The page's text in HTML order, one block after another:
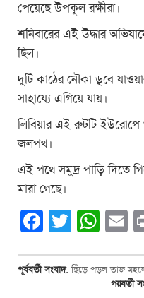
পেয়েছে উপকূল রক্ষীরা।
শনিবারের এই উদ্ধার
ছিল।
দুটি কাঠের নৌকা ডুবে
সাহায্যে এগিয়ে যায়।
লিবিয়ার এই রুটটি ইউরোপে
জলপথ।
এই পথে সমুদ্র পাড়ি দিতে
মারা গেছে।
Facebook
Twitter
পূর্ববর্তী সংবাদ:ছিঁড়ে পড়ল তাজ
পরবর্তী